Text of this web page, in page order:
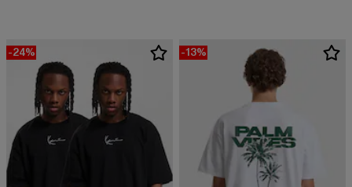
-24% -13%